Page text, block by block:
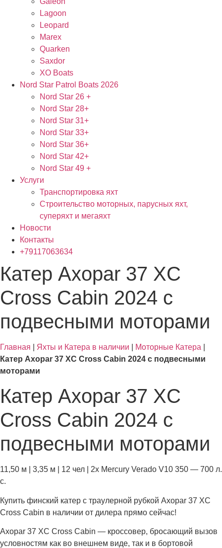
Lagoon
Leopard
Marex
Quarken
Saxdor
XO Boats
Nord Star Patrol Boats 2026
Nord Star 26 +
Nord Star 28+
Nord Star 31+
Nord Star 33+
Nord Star 36+
Nord Star 42+
Nord Star 49 +
Услуги
Транспортировка яхт
Строительство моторных, парусных яхт,
суперяхт и мегаяхт
Новости
Контакты
+79117063634
Катер Axopar 37 XC
Cross Cabin 2024 с
подвесными моторами
Главная Яхты и Катера в наличии Моторные Катера
Катер Axopar 37 XC Cross Cabin 2024 с подвесными
моторами
Катер Axopar 37 XC
Cross Cabin 2024 с
подвесными моторами
11,50 м | 3,35 м | 12 чел | 2x Mercury Verado V10 350 — 700 л.
с.
Купить финский катер с траулерной рубкой Axopar 37 XC
Cross Cabin в наличии от дилера прямо сейчас!
Axopar 37 XC Cross Cabin — кроссовер, бросающий вызов
условностям как во внешнем виде, так и в бортовой